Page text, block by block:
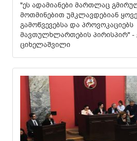
"ეს ადამიანები მართლაც
მოთმინებით უმკლავდებიან
გამოწვევებსა და პროვოკაციებს
მავთულხლართების პირისპირ" -
ციხელაშვილი